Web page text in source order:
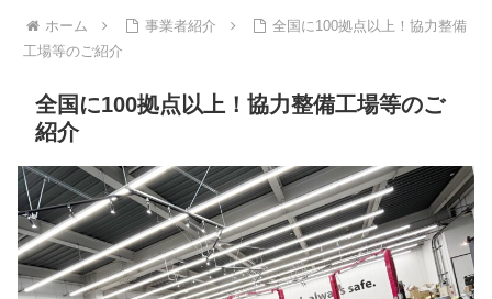
ホーム 事業者紹介
全国に100拠点以上！協力整備
工場等のご紹介
全国に100拠点以上！協力整備工場等のご
紹介